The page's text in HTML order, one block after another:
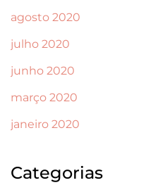
agosto 2020
julho 2020
junho 2020
março 2020
janeiro 2020
Categorias